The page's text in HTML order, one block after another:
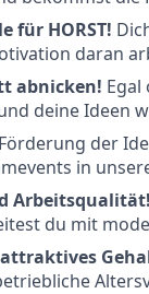
für HORST!
daran
abnicken!
deine Ideen
der
in
Arbeitsqualität!
du mit